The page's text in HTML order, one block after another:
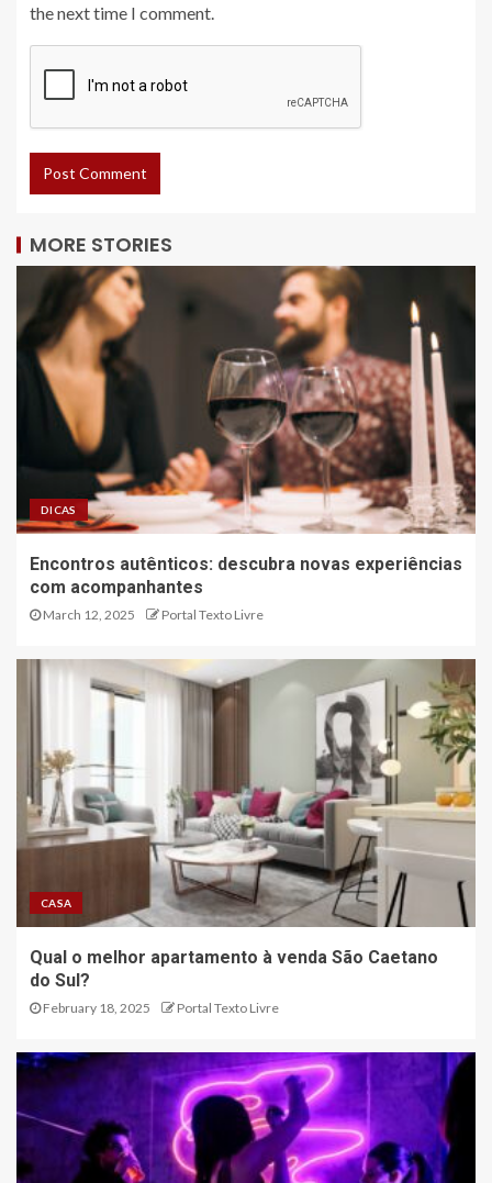
the next time I comment.
MORE STORIES
DICAS
Encontros autênticos: descubra novas experiências
com acompanhantes
March 12, 2025 Portal Texto Livre
CASA
Qual o melhor apartamento à venda São Caetano
do Sul?
February 18, 2025 Portal Texto Livre